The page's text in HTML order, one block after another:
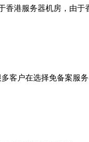
港服务器机房，由
客户在选择免备案服